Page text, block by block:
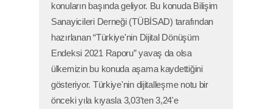
konuların başında geliyor. Bu konuda Bilişim
Sanayicileri Derneği (TÜBİSAD) tarafından
hazırlanan “Türkiye'nin Dijital Dönüşüm
Endeksi 2021 Raporu” yavaş da olsa
ülkemizin bu konuda aşama kaydettiğini
gösteriyor. Türkiye'nin dijitalleşme notu bir
önceki yıla kıyasla 3,03'ten 3,24'e